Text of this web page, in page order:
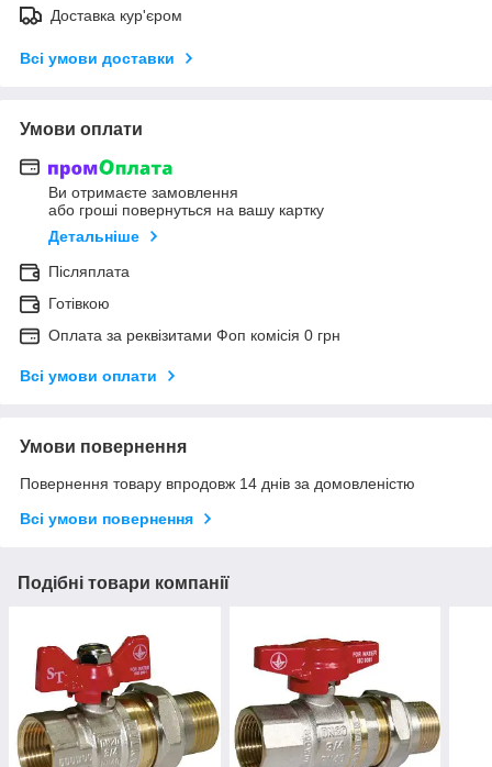
Доставка кур'єром
Всі умови доставки
Умови оплати
Ви отримаєте замовлення
або гроші повернуться на вашу картку
Детальніше
Післяплата
Готівкою
Оплата за реквізитами Фоп комісія 0 грн
Всі умови оплати
Умови повернення
Повернення товару впродовж 14 днів за домовленістю
Всі умови повернення
Подібні товари компанії